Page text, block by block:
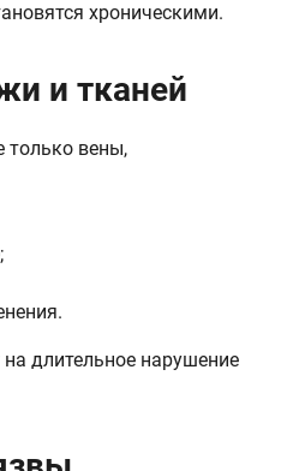
хроническими.
и тканей
только вены,
длительное нарушение